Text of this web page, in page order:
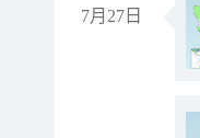
7月27日